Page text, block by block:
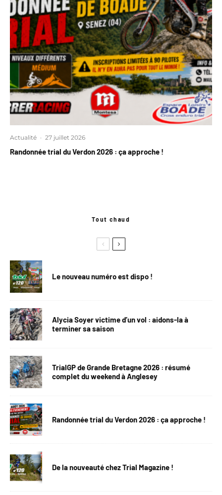
Actualité · 27 juillet 2026
Randonnée trial du Verdon 2026 : ça approche !
Tout chaud
Le nouveau numéro est dispo !
Alycia Soyer victime d’un vol : aidons-la à
terminer sa saison
TrialGP de Grande Bretagne 2026 : résumé
complet du weekend à Anglesey
Randonnée trial du Verdon 2026 : ça approche !
De la nouveauté chez Trial Magazine !